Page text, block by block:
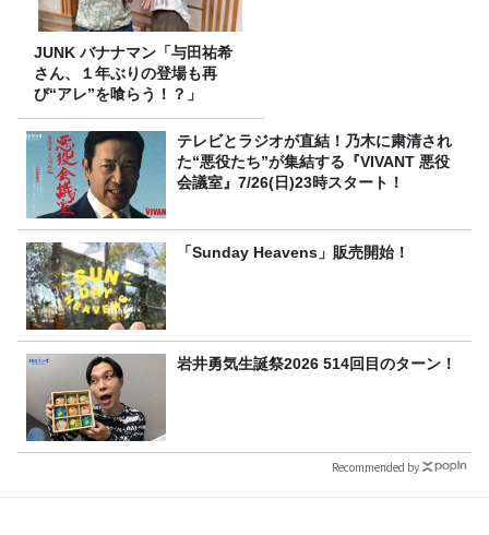
JUNK バナナマン「与田祐希
さん、１年ぶりの登場も再
び“アレ”を喰らう！？」
テレビとラジオが直結！乃木に粛清され
た“悪役たち”が集結する『VIVANT 悪役
会議室』7/26(日)23時スタート！
「Sunday Heavens」販売開始！
岩井勇気生誕祭2026 514回目のターン！
Recommended by